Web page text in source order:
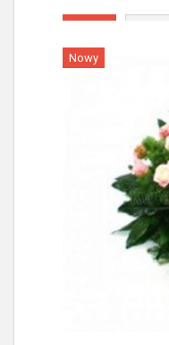
Nowy